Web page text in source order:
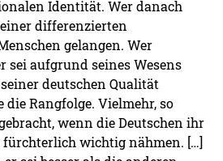
Identität. Wer danach
differenzierten
gelangen. Wer
sei aufgrund seines Wesens
deutschen Qualität
die Rangfolge. Vielmehr, so
wenn die Deutschen ihr
fürchterlich wichtig nähmen. […]